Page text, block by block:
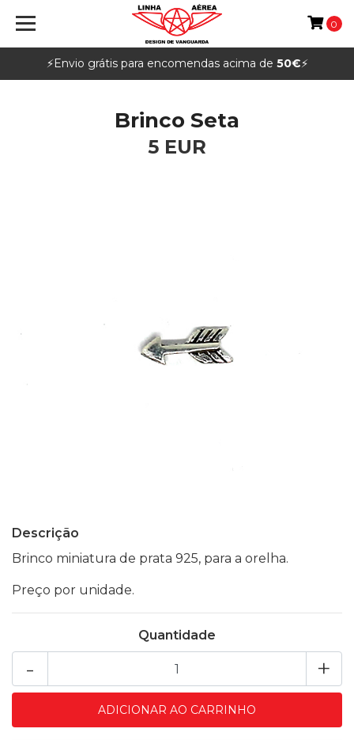
⚡️Envio grátis para encomendas acima de 50€⚡️
0
Brinco Seta
5 EUR
Descrição
Brinco miniatura de prata 925, para a orelha.
Preço por unidade.
Quantidade
+
-